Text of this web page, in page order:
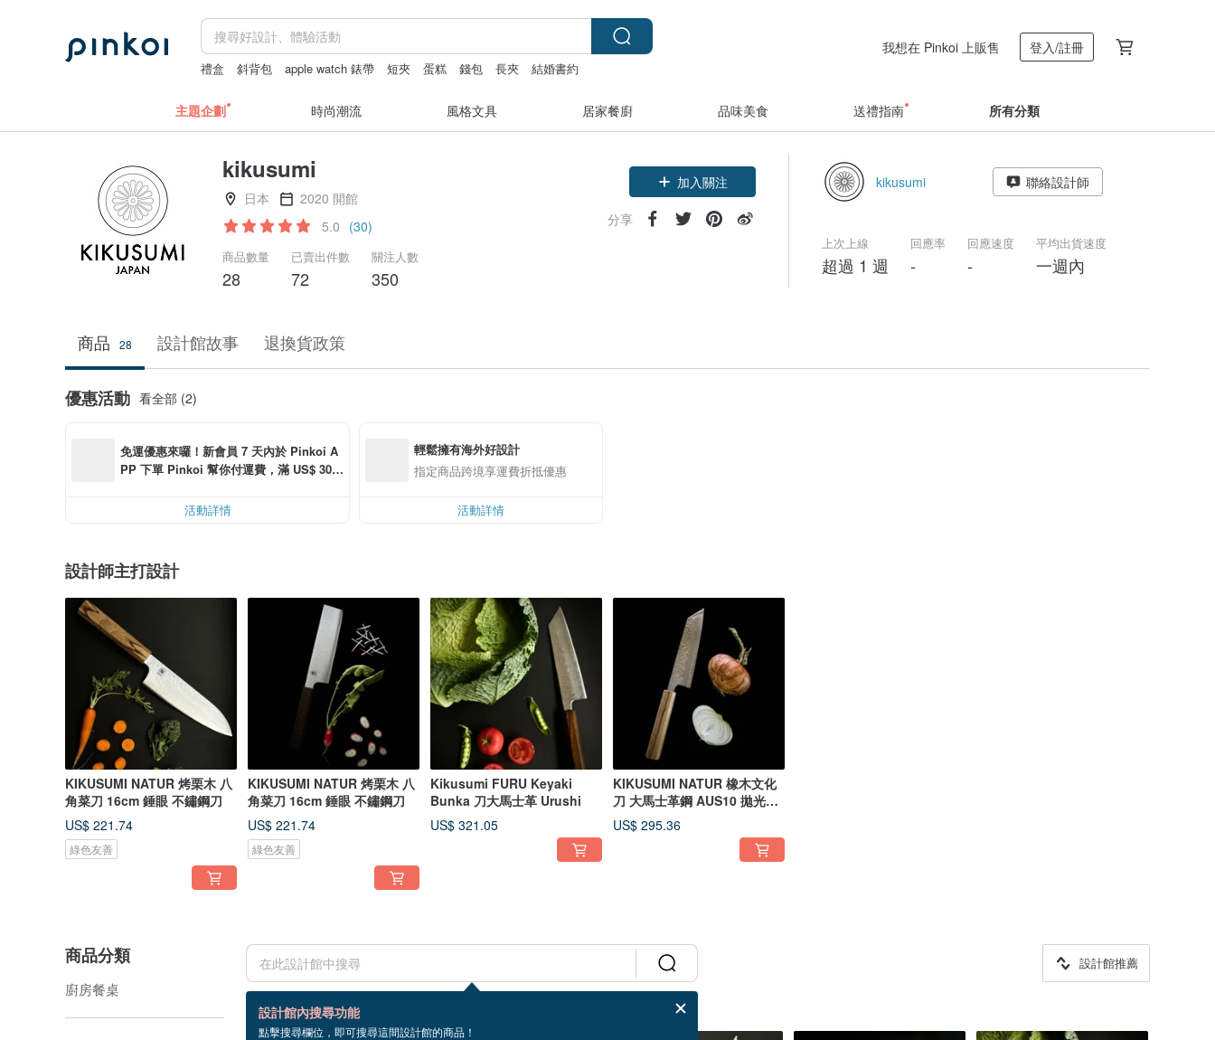
禮盒 斜背包 apple watch 錶帶 短夾 蛋糕 錢包 長夾 結婚書約
我想在 Pinkoi 上販售 登入/註冊
主題企劃 時尚潮流 風格文具 居家餐廚 品味美食 送禮指南 所有分類
kikusumi
日本
2020 開館
5.0 (30)
商品數量
28
已賣出件數
72
關注人數
350
加入關注
分享
kikusumi 聯絡設計師
上次上線
超過 1 週
回應率
-
回應速度
-
平均出貨速度
一週內
商品 28 設計館故事 退換貨政策
優惠活動 看全部 (2)
免運優惠來囉！新會員 7 天內於 Pinkoi A
PP 下單 Pinkoi 幫你付運費，滿 US$ 30.0
活動詳情
輕鬆擁有海外好設計
指定商品跨境享運費折抵優惠
活動詳情
設計師主打設計
KIKUSUMI NATUR 烤栗木 八
角菜刀 16cm 錘眼 不鏽鋼刀
US$ 221.74
綠色友善
KIKUSUMI NATUR 烤栗木 八
角菜刀 16cm 錘眼 不鏽鋼刀
US$ 221.74
綠色友善
Kikusumi FURU Keyaki
Bunka 刀大馬士革 Urushi
US$ 321.05
KIKUSUMI NATUR 橡木文化
刀 大馬士革鋼 AUS10 拋光錘
擊處理 17
US$ 295.36
商品分類
廚房餐桌
設計館內搜尋功能
點擊搜尋欄位，即可搜尋這間設計館的商品！
設計館推薦
28 個商品